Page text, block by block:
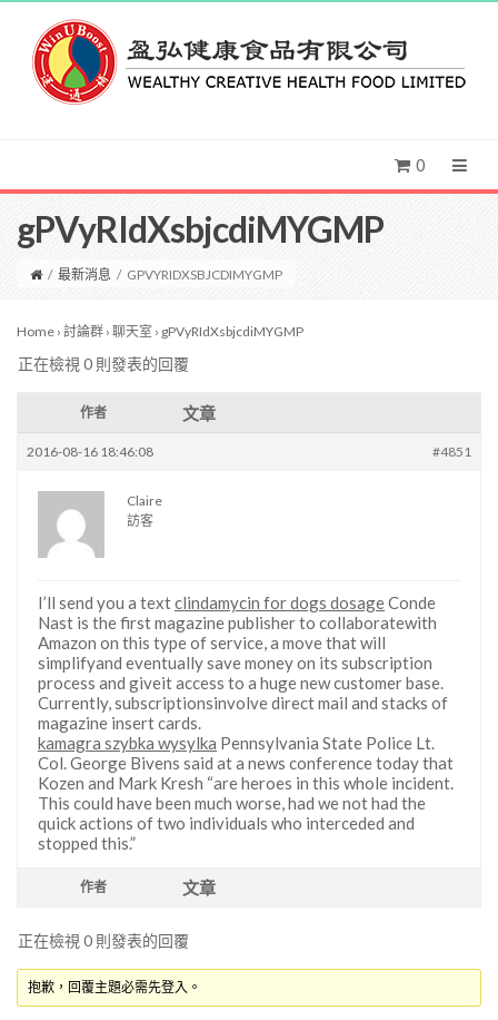
0
gPVyRIdXsbjcdiMYGMP
/ 最新消息 / GPVYRIDXSBJCDIMYGMP
Home › 討論群 › 聊天室 › gPVyRIdXsbjcdiMYGMP
正在檢視 0 則發表的回覆
作者 文章
2016-08-16 18:46:08 #4851
Claire
訪客
I’ll send you a textclindamycin for dogs dosageConde
Nast is the first magazine publisher to collaboratewith
Amazon on this type of service, a move that will
simplifyand eventually save money on its subscription
process and giveit access to a huge new customer base.
Currently, subscriptionsinvolve direct mail and stacks of
magazine insert cards.
kamagra szybka wysylka Pennsylvania State Police Lt.
Col. George Bivens said at a news conference today that
Kozen and Mark Kresh “are heroes in this whole incident.
This could have been much worse, had we not had the
quick actions of two individuals who interceded and
stopped this.”
作者 文章
正在檢視 0 則發表的回覆
抱歉，回覆主題必需先登入。